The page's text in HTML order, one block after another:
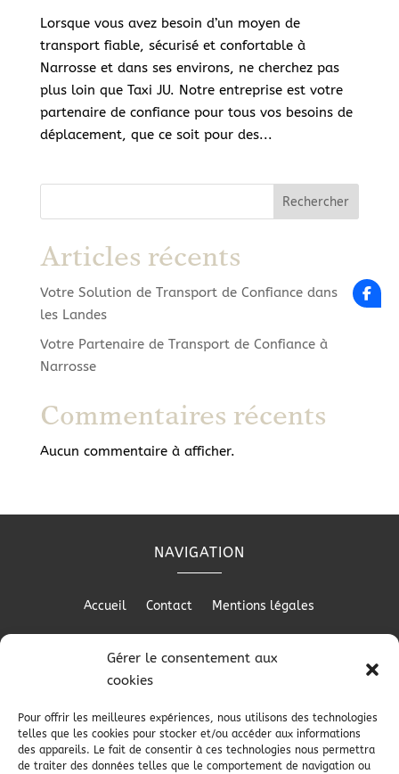
Gérer le consentement aux
cookies
Pour offrir les meilleures expériences, nous utilisons des technologies
telles que les cookies pour stocker et/ou accéder aux informations
des appareils. Le fait de consentir à ces technologies nous permettra
de traiter des données telles que le comportement de navigation ou
Lorsque vous avez besoin d’un moyen de
transport fiable, sécurisé et confortable à
Narrosse et dans ses environs, ne cherchez pas
plus loin que Taxi JU. Notre entreprise est votre
partenaire de confiance pour tous vos besoins de
déplacement, que ce soit pour des...
Rechercher
Articles récents
Votre Solution de Transport de Confiance dans
les Landes
Votre Partenaire de Transport de Confiance à
Narrosse
Commentaires récents
Aucun commentaire à afficher.
NAVIGATION
Accueil Contact Mentions légales
RÉALISATION